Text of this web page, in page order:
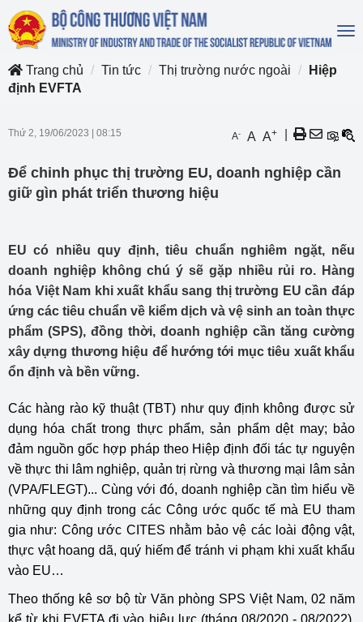
Trang chủ
Tin tức Thị trường nước ngoài
Hiệp
định EVFTA
Thứ 2, 19/06/2023 08:15 A- A A+
Để chinh phục thị trường EU, doanh nghiệp cần
giữ gìn phát triển thương hiệu
EU có nhiều quy định, tiêu chuẩn nghiêm ngặt, nếu
doanh nghiệp không chú ý sẽ gặp nhiều rủi ro. Hàng
hóa Việt Nam khi xuất khẩu sang thị trường EU cần đáp
ứng các tiêu chuẩn về kiểm dịch và vệ sinh an toàn thực
phẩm (SPS), đồng thời, doanh nghiệp cần tăng cường
xây dựng thương hiệu để hướng tới mục tiêu xuất khẩu
ổn định và bền vững.
Các hàng rào kỹ thuật (TBT) như quy định không được sử
dụng hóa chất trong thực phẩm, sản phẩm dệt may; bảo
đảm nguồn gốc hợp pháp theo Hiệp định đối tác tự nguyện
về thực thi lâm nghiệp, quản trị rừng và thương mại lâm sản
(VPA/FLEGT)... Cùng với đó, doanh nghiệp cần tìm hiểu về
những quy định trong các Công ước quốc tế mà EU tham
gia như: Công ước CITES nhằm bảo vệ các loài động vật,
thực vật hoang dã, quý hiếm để tránh vi phạm khi xuất khẩu
vào EU…
Theo thống kê sơ bộ từ Văn phòng SPS Việt Nam, 02 năm
kể từ khi EVFTA đi vào hiệu lực (tháng 08/2020 - 08/2022),